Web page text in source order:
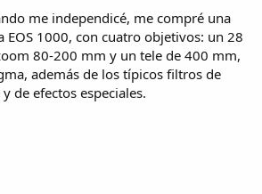
me independicé, me compré una
EOS 1000, con cuatro objetivos: un 28
80-200 mm y un tele de 400 mm,
además de los típicos filtros de
de efectos especiales.